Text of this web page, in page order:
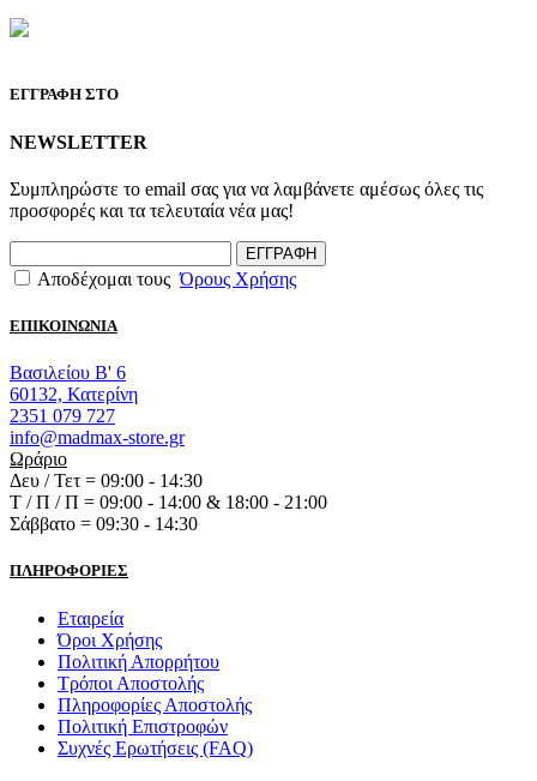
ΕΓΓΡΑΦΗ ΣΤΟ
NEWSLETTER
Συμπληρώστε το email σας για να λαμβάνετε αμέσως όλες τις
προσφορές και τα τελευταία νέα μας!
ΕΓΓΡΑΦΗ
Αποδέχομαι τουςΌρους Χρήσης
ΕΠΙΚΟΙΝΩΝΙΑ
Βασιλείου Β' 6
60132, Κατερίνη
2351 079 727
info@madmax-store.gr
Ωράριο
Δευ / Τετ = 09:00 - 14:30
Τ / Π / Π = 09:00 - 14:00 & 18:00 - 21:00
Σάββατο = 09:30 - 14:30
ΠΛΗΡΟΦΟΡΙΕΣ
Εταιρεία
Όροι Χρήσης
Πολιτική Απορρήτου
Τρόποι Αποστολής
Πληροφορίες Αποστολής
Πολιτική Επιστροφών
Συχνές Ερωτήσεις (FAQ)